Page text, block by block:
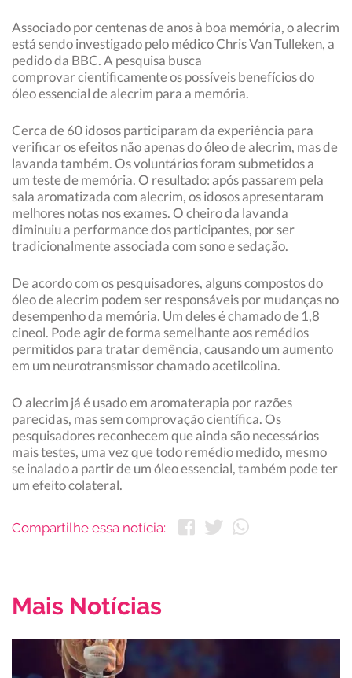
Associado por centenas de anos à boa memória, o alecrim
está sendo investigado pelo médico Chris Van Tulleken, a
pedido da BBC. A pesquisa busca
comprovar cientificamente os possíveis benefícios do
óleo essencial de alecrim para a memória.
Cerca de 60 idosos participaram da experiência para
verificar os efeitos não apenas do óleo de alecrim, mas de
lavanda também. Os voluntários foram submetidos a
um teste de memória. O resultado: após passarem pela
sala aromatizada com alecrim, os idosos apresentaram
melhores notas nos exames. O cheiro da lavanda
diminuiu a performance dos participantes, por ser
tradicionalmente associada com sono e sedação.
De acordo com os pesquisadores, alguns compostos do
óleo de alecrim podem ser responsáveis por mudanças no
desempenho da memória. Um deles é chamado de 1,8
cineol. Pode agir de forma semelhante aos remédios
permitidos para tratar demência, causando um aumento
em um neurotransmissor chamado acetilcolina.
O alecrim já é usado em aromaterapia por razões
parecidas, mas sem comprovação científica. Os
pesquisadores reconhecem que ainda são necessários
mais testes, uma vez que todo remédio medido, mesmo
se inalado a partir de um óleo essencial, também pode ter
um efeito colateral.
Compartilhe essa notícia:
Mais Notícias